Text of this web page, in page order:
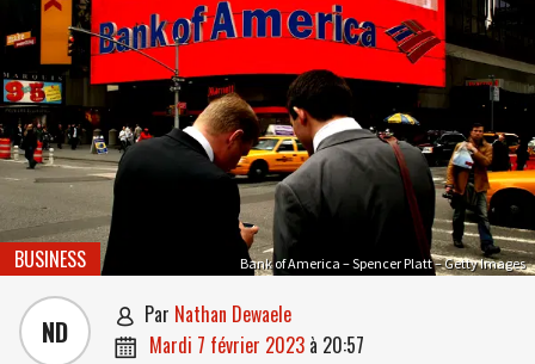
Bank of America – Spencer Platt – Getty Images
BUSINESS
ND  par Nathan Dewaele
 mardi 7 février 2023 à 20:57